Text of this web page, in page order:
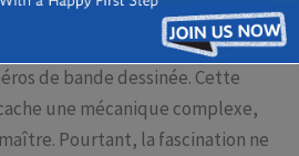
potentiels. C’est un peu
russe, mais avec des fruits,
de bande dessinée. Cette
une mécanique complexe,
Pourtant, la fascination ne